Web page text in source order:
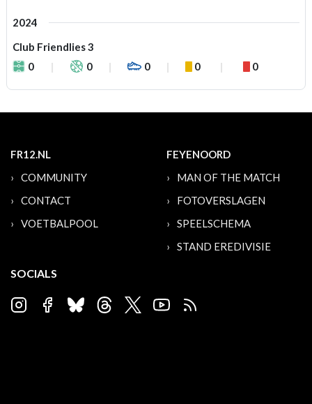
2024
Club Friendlies 3
0
0 0 0 0
FR12.NL
COMMUNITY
CONTACT
VOETBALPOOL
FEYENOORD
MAN OF THE MATCH
FOTOVERSLAGEN
SPEELSCHEMA
STAND EREDIVISIE
SOCIALS